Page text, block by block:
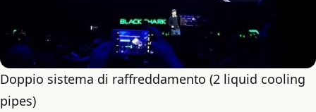
Doppio sistema di raffreddamento (2 liquid cooling
pipes)